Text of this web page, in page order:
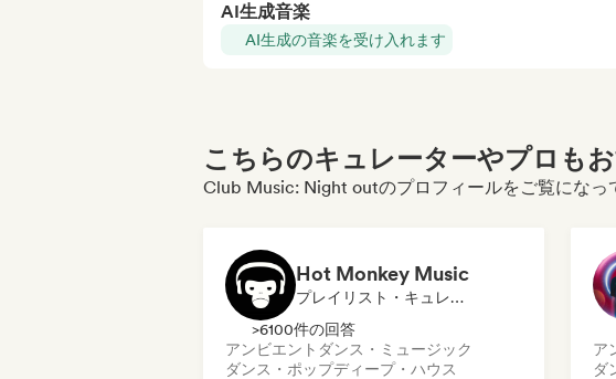
AI生成音楽
AI生成の音楽を受け入れます
こちらのキュレーターやプロも
Club Music: Night outのプロフィールをご覧になっ
Hot Monkey Music
プレイリスト・キュレーター
>6100件の回答
アンビエント ダンス・ミュージック
ダンス・ポップディープ・ハウス
ア
ダ